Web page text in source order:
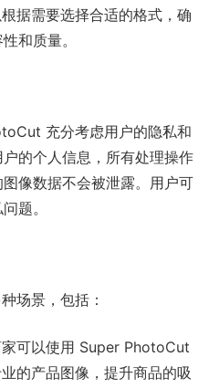
据需要选择合适的格式，确
和质量。
充分考虑用户的隐私和
的个人信息，所有处理操作
像数据不会被泄露。用户可
题。
场景，包括：
家可以使用 Super PhotoCut
的产品图像，提升商品的吸